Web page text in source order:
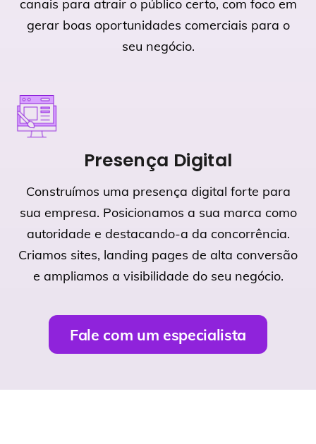
canais para atrair o público certo, com foco em
gerar boas oportunidades comerciais para o
seu negócio.
Presença Digital
Construímos uma presença digital forte para
sua empresa. Posicionamos a sua marca como
autoridade e destacando-a da concorrência.
Criamos sites, landing pages de alta conversão
e ampliamos a visibilidade do seu negócio.
Fale com um especialista